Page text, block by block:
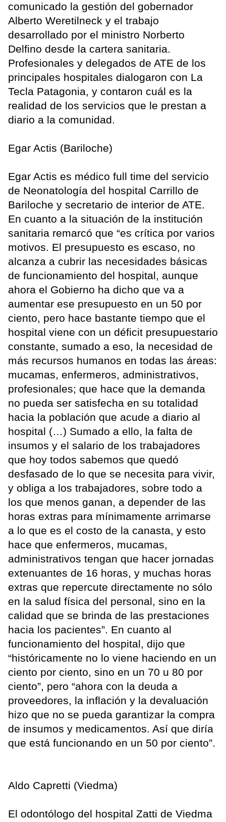
comunicado la gestión del gobernador
Alberto Weretilneck y el trabajo
desarrollado por el ministro Norberto
Delfino desde la cartera sanitaria.
Profesionales y delegados de ATE de los
principales hospitales dialogaron con La
Tecla Patagonia, y contaron cuál es la
realidad de los servicios que le prestan a
diario a la comunidad.
Egar Actis (Bariloche)
Egar Actis es médico full time del servicio
de Neonatología del hospital Carrillo de
Bariloche y secretario de interior de ATE.
En cuanto a la situación de la institución
sanitaria remarcó que “es crítica por varios
motivos. El presupuesto es escaso, no
alcanza a cubrir las necesidades básicas
de funcionamiento del hospital, aunque
ahora el Gobierno ha dicho que va a
aumentar ese presupuesto en un 50 por
ciento, pero hace bastante tiempo que el
hospital viene con un déficit presupuestario
constante, sumado a eso, la necesidad de
más recursos humanos en todas las áreas:
mucamas, enfermeros, administrativos,
profesionales; que hace que la demanda
no pueda ser satisfecha en su totalidad
hacia la población que acude a diario al
hospital (…) Sumado a ello, la falta de
insumos y el salario de los trabajadores
que hoy todos sabemos que quedó
desfasado de lo que se necesita para vivir,
y obliga a los trabajadores, sobre todo a
los que menos ganan, a depender de las
horas extras para mínimamente arrimarse
a lo que es el costo de la canasta, y esto
hace que enfermeros, mucamas,
administrativos tengan que hacer jornadas
extenuantes de 16 horas, y muchas horas
extras que repercute directamente no sólo
en la salud física del personal, sino en la
calidad que se brinda de las prestaciones
hacia los pacientes”. En cuanto al
funcionamiento del hospital, dijo que
“históricamente no lo viene haciendo en un
ciento por ciento, sino en un 70 u 80 por
ciento”, pero “ahora con la deuda a
proveedores, la inflación y la devaluación
hizo que no se pueda garantizar la compra
de insumos y medicamentos. Así que diría
que está funcionando en un 50 por ciento”.
Aldo Capretti (Viedma)
El odontólogo del hospital Zatti de Viedma